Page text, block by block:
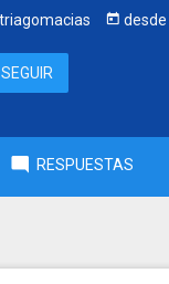
desde
SEGUIR
RESPUESTAS